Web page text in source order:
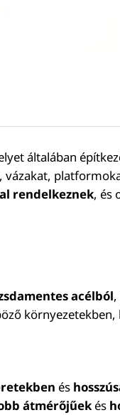
általában
rendelkeznek, és
acélból,
és
átmérőjűekés